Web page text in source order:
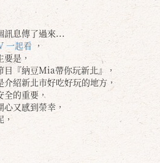
訊息傳了過來...
一起看 ，
是，
目『納豆Mia帶你玩新北』，
介紹新北市好吃好玩的地方，
全的重要，
又感到榮幸，
，